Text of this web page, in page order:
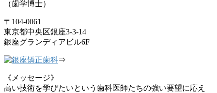
（歯学博士）
〒104-0061
東京都中央区銀座3-3-14
銀座グランディアビル6F
⇒
《メッセージ》
高い技術を学びたいという歯科医師たちの強い要望に応え